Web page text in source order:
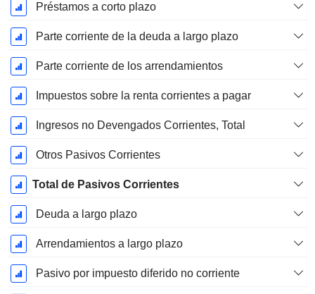
Préstamos a corto plazo
Parte corriente de la deuda a largo plazo
Parte corriente de los arrendamientos
Impuestos sobre la renta corrientes a pagar
Ingresos no Devengados Corrientes, Total
Otros Pasivos Corrientes
Total de Pasivos Corrientes
Deuda a largo plazo
Arrendamientos a largo plazo
Pasivo por impuesto diferido no corriente